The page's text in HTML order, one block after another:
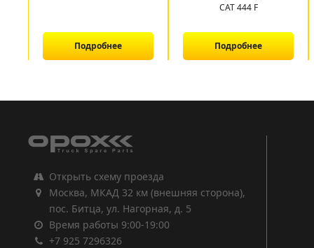
Подробнее
САТ 444 F
Подробнее
Открыть схему проезда
Москва, МКАД 32 км (внешняя сторона),
пос. Битца, ул. Нагорная, д. 5
Время работы 9:00-19:00
+7 925 7296326